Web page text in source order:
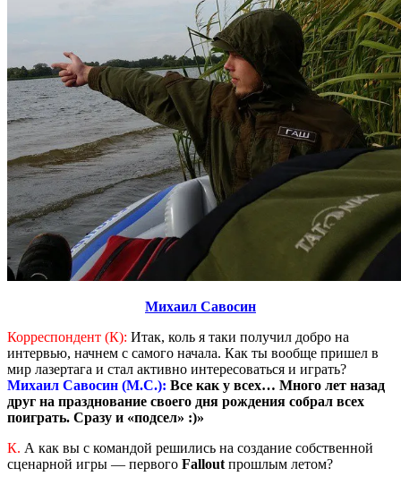
Михаил Савосин
Корреспондент (К): Итак, коль я таки получил добро на
интервью, начнем с самого начала. Как ты вообще пришел в
мир лазертага и стал активно интересоваться и играть?
Михаил Савосин (М.С.): Все как у всех… Много лет назад
друг на празднование своего дня рождения собрал всех
поиграть. Сразу и «подсел» :)»
К. А как вы с командой решились на создание собственной
сценарной игры — первого Fallout прошлым летом?